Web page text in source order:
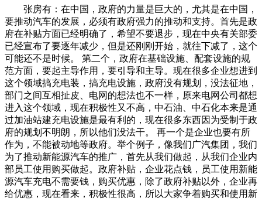
张房有：在中国，政府的力量是巨大的，尤其是在中国，
要推动汽车的发展，必须有政府强力的推动和支持。首先是政
府在补贴方面已经明确了，希望不要退步，现在中央有关部委
已经宣布了要逐年减少，但是还刚刚开始，就往下减了，这个
可能还不是时候。 第二个，政府在基础设施、配套设施的规
范方面，要起主导作用，要引导和主导。现在很多企业想进到
这个领域搞充电装，搞充电设施，政府没有规划，没法征地，
部门之间互相扯皮、电网的想法也不一样，原来电网公司都想
进入这个领域，现在积极性又不高，中石油、中石化本来是通
过加油站建充电设施是最有利的，现在很多东西因为受制于政
府的规划不明朗，所以他们没法干。 再一个是企业也要有所
作为，不能被动地等政府。举个例子，像我们广汽集团，我们
为了推动新能源汽车的推广，首先从我们做起，从我们企业内
部员工使用购买做起。政府补贴，企业花点钱，员工使用新能
源汽车充电不需要钱，购买优惠，除了政府补贴以外，企业再
给优惠，现在看来，积极性很高，所以大家争着购买和使用新